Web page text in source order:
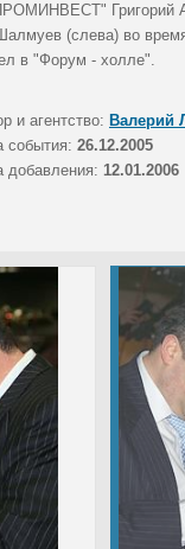
Григорий
(слева) во
в "Форум - холле".
и агентство: Валерий
события: 26.12.2005
добавления: 12.01.2006